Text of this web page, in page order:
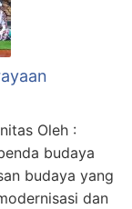
Oleh :
budaya
budaya yang
dan